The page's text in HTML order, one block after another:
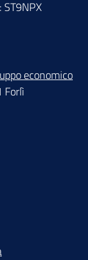
economico
Forlì